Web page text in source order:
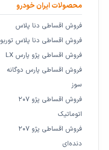
محصولات ایران خودرو
فروش اقساطی دنا پلاس
فروش اقساطی دنا پلاس توربو
فروش اقساطی پژو پارس LX
فروش اقساطی پارس دوگانه
سوز
فروش اقساطی پژو ۲۰۷
اتوماتیک
فروش اقساطی پژو ۲۰۷
دنده‌ای